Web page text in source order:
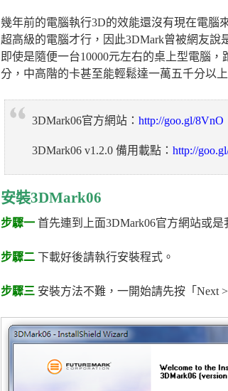
幾年前的電腦執行3D的效能還沒有現在電腦
超高級的電腦才行，因此3DMark曾被網友說
即使是隨便一台10000元左右的桌上型電腦
分，中高階的卡甚至能輕鬆達一萬五千分以上
3DMark06官方網站： http://goo.gl/8VnO
3DMark06 v1.2.0 備用載點： http://
安裝3DMark06
步驟一 首先連到上面3DMark06官方網站或
步驟二 下載好後請執行安裝程式。
步驟三 安裝方法不難，一開始請先按「Next